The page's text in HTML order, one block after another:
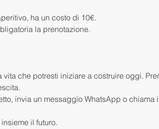
ha un costo di 10€.
la prenotazione.
vita che potresti iniziare a costruire oggi.
invia un messaggio WhatsApp o chiama
il futuro.